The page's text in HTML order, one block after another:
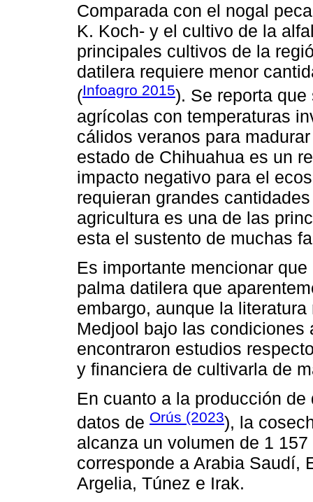
Comparada con el nogal
K. Koch- y el cultivo de la
principales cultivos de la
datilera requiere menor
(Infoagro 2015). Se reporta
agrícolas con temperaturas
cálidos veranos para
estado de Chihuahua es un
impacto negativo para el
requieran grandes
agricultura es una de las
esta el sustento de muchas
Es importante mencionar
palma datilera que
embargo, aunque la
Medjool bajo las
encontraron estudios
y financiera de cultivarla de
En cuanto a la producción
datos de Orús (2023), la
alcanza un volumen de 1
corresponde a Arabia Saudí,
Argelia, Túnez e Irak.